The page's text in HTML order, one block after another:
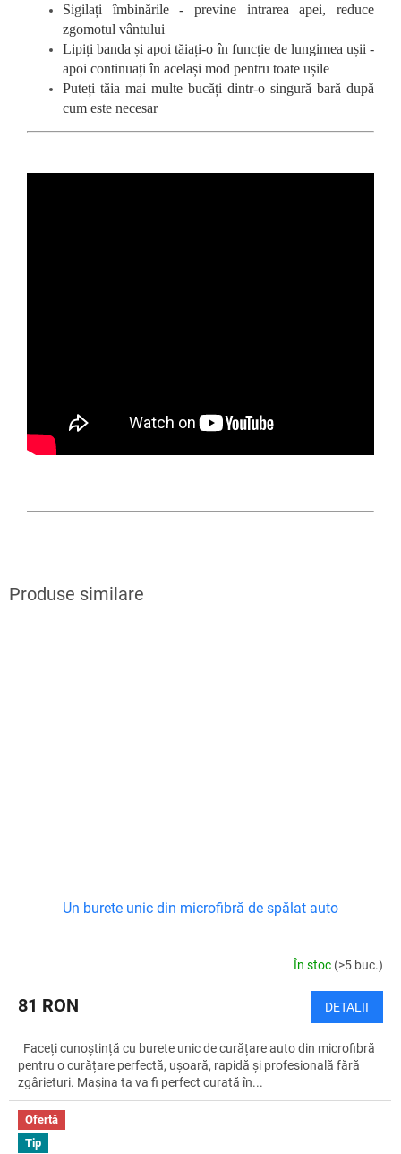
Sigilați îmbinările - previne intrarea apei, reduce
zgomotul vântului
Lipiți banda și apoi tăiați-o în funcție de lungimea ușii -
apoi continuați în același mod pentru toate ușile
Puteți tăia mai multe bucăți dintr-o singură bară după
cum este necesar
Un burete unic din microfibră de spălat auto
În stoc (>5 buc.)
81 RON DETALII
Faceți cunoștință cu burete unic de curățare auto din microfibră
pentru o curățare perfectă, ușoară, rapidă și profesională fără
zgârieturi. Mașina ta va fi perfect curată în...
Ofertă
Tip